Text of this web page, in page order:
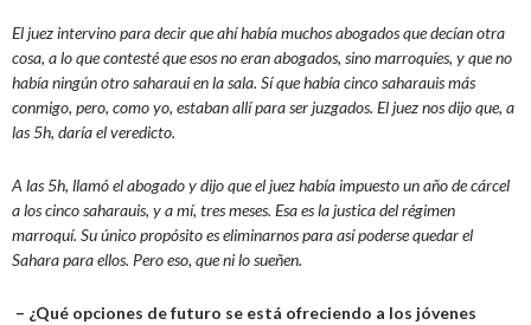
El juez intervino para decir que ahí había muchos abogados que decían otra
cosa, a lo que contesté que esos no eran abogados, sino marroquíes, y que no
había ningún otro saharaui en la sala. Sí que había cinco saharauis más
conmigo, pero, como yo, estaban allí para ser juzgados. El juez nos dijo que, a
las 5h, daría el veredicto.
A las 5h, llamó el abogado y dijo que el juez había impuesto un año de cárcel
a los cinco saharauis, y a mí, tres meses. Esa es la justica del régimen
marroquí. Su único propósito es eliminarnos para así poderse quedar el
Sahara para ellos. Pero eso, que ni lo sueñen.
– ¿Qué opciones de futuro se está ofreciendo a los jóvenes